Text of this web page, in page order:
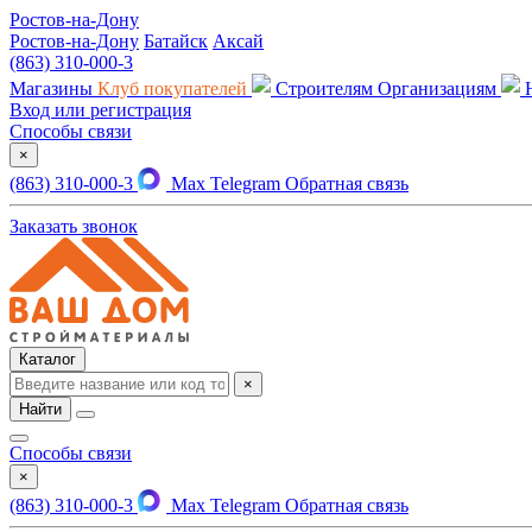
Ростов-на-Дону
Ростов-на-Дону Батайск Аксай
(863) 310-000-3
Магазины Клуб покупателей Строителям Организациям
Вход или регистрация
Способы связи
×
(863) 310-000-3 Max Telegram Обратная связь
Заказать звонок
Каталог
×
Найти
Способы связи
×
(863) 310-000-3 Max Telegram Обратная связь